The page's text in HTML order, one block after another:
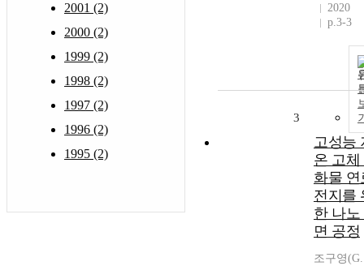
2001 (2)
2000 (2)
1999 (2)
1998 (2)
1997 (2)
1996 (2)
1995 (2)
2020
p.3-3
3
고성능
온 고체
화물 연
전지를
한 나노
면 공정
조구영